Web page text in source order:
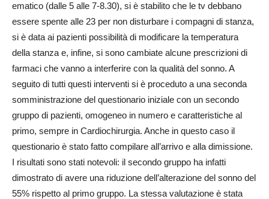
ematico (dalle 5 alle 7-8.30), si è stabilito che le tv debbano
essere spente alle 23 per non disturbare i compagni di stanza,
si è data ai pazienti possibilità di modificare la temperatura
della stanza e, infine, si sono cambiate alcune prescrizioni di
farmaci che vanno a interferire con la qualità del sonno. A
seguito di tutti questi interventi si è proceduto a una seconda
somministrazione del questionario iniziale con un secondo
gruppo di pazienti, omogeneo in numero e caratteristiche al
primo, sempre in Cardiochirurgia. Anche in questo caso il
questionario è stato fatto compilare all’arrivo e alla dimissione.
I risultati sono stati notevoli: il secondo gruppo ha infatti
dimostrato di avere una riduzione dell’alterazione del sonno del
55% rispetto al primo gruppo. La stessa valutazione è stata